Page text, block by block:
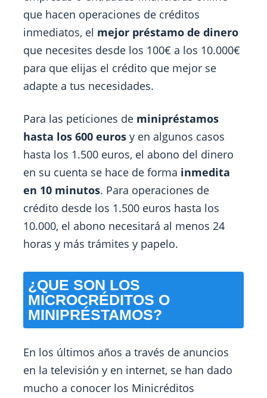
que hacen operaciones de créditos
inmediatos, el mejor préstamo de dinero
que necesites desde los 100€ a los 10.000€
para que elijas el crédito que mejor se
adapte a tus necesidades.
Para las peticiones de minipréstamos
hasta los 600 euros y en algunos casos
hasta los 1.500 euros, el abono del dinero
en su cuenta se hace de forma inmedita
en 10 minutos. Para operaciones de
crédito desde los 1.500 euros hasta los
10.000, el abono necesitará al menos 24
horas y más trámites y papelo.
¿QUE SON LOS
MICROCRÉDITOS O
MINIPRÉSTAMOS?
En los últimos años a través de anuncios
en la televisión y en internet, se han dado
mucho a conocer los Minicréditos